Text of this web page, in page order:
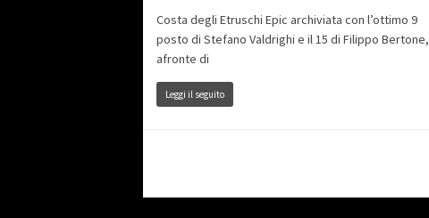
Costa degli Etruschi Epic archiviata con l’ottimo 9
posto di Stefano Valdrighi e il 15 di Filippo Bertone,
afronte di
Leggi il seguito